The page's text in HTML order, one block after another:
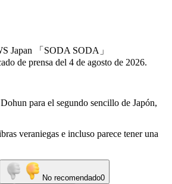
Japan 「SODA SODA」
de prensa del 4 de agosto de 2026.
para el segundo sencillo de Japón,
veraniegas e incluso parece tener una
No recomendado0